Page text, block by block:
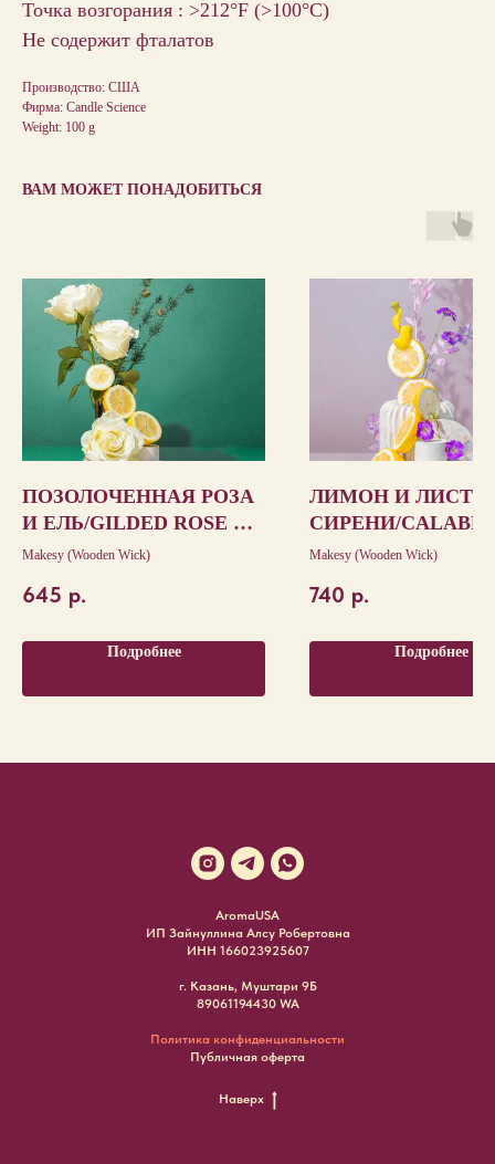
Точка возгорания : >212°F (>100°С)
Не содержит фталатов
Производство: США
Фирма: Candle Science
Weight: 100 g
ВАМ МОЖЕТ ПОНАДОБИТЬСЯ
ПОЗОЛОЧЕННАЯ РОЗА
И ЕЛЬ/GILDED ROSE &
SPRUCE
Makesy (Wooden Wick)
645 р.
Подробнее
ЛИМОН И
СИРЕНИ/
LEMON & LILAC
Makesy (Wooden Wick)
740 р.
Подробнее
AromaUSA
ИП Зайнуллина Алсу Робертовна
ИНН 166023925607
г. Казань, Муштари 9Б
89061194430 WA
Политика конфиденциальности
Публичная оферта
Наверх